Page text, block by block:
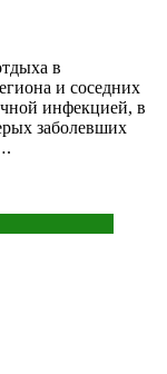
в
и соседних
инфекцией, в
заболевших